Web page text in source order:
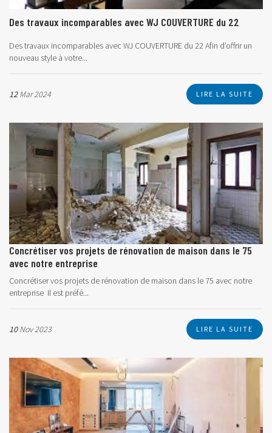
Des travaux incomparables avec WJ COUVERTURE du 22
Des travaux incomparables avec WJ COUVERTURE du 22Afin d’offrir un
nouveau style à votre...
12Mar 2024 LIRE LA SUITE
Concrétiser vos projets de rénovation de maison dans le 75
avec notre entreprise
Concrétiser vos projets de rénovation de maison dans le 75 avec notre
entreprise Il est préfé...
10Nov 2023 LIRE LA SUITE